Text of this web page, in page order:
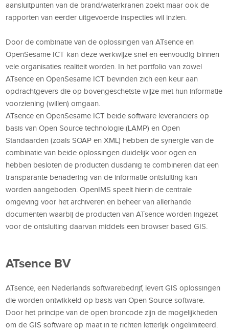
aansluitpunten van de brand/waterkranen zoekt maar ook de
rapporten van eerder uitgevoerde inspecties wil inzien.
Door de combinatie van de oplossingen van ATsence en
OpenSesame ICT kan deze werkwijze snel en eenvoudig binnen
vele organisaties realiteit worden. In het portfolio van zowel
ATsence en OpenSesame ICT bevinden zich een keur aan
opdrachtgevers die op bovengeschetste wijze met hun informatie
voorziening (willen) omgaan.
ATsence en OpenSesame ICT beide software leveranciers op
basis van Open Source technologie (LAMP) en Open
Standaarden (zoals SOAP en XML) hebben de synergie van de
combinatie van beide oplossingen duidelijk voor ogen en
hebben besloten de producten dusdanig te combineren dat een
transparante benadering van de informatie ontsluiting kan
worden aangeboden. OpenIMS speelt hierin de centrale
omgeving voor het archiveren en beheer van allerhande
documenten waarbij de producten van ATsence worden ingezet
voor de ontsluiting daarvan middels een browser based GIS.
ATsence BV
ATsence, een Nederlands softwarebedrijf, levert GIS oplossingen
die worden ontwikkeld op basis van Open Source software.
Door het principe van de open broncode zijn de mogelijkheden
om de GIS software op maat in te richten letterlijk ongelimiteerd.